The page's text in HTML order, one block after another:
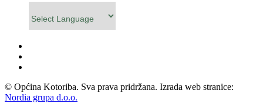
© Općina Kotoriba. Sva prava pridržana. Izrada web stranice:
Nordia grupa d.o.o.